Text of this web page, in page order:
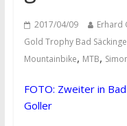
2017/04/09 Erhard
Gold Trophy Bad
Mountainbike, MTB,
FOTO: Zweiter in
Goller